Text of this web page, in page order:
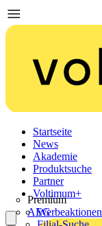
Startseite
News
Akademie
Produktsuche
Partner
Premium
AEG
Voltimum+
Werbeaktionen